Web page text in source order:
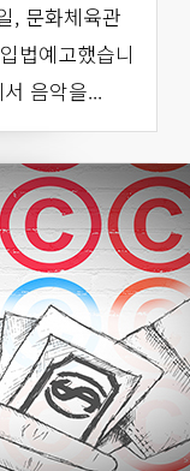
, 문화체육관
법예고했습니
음악을...